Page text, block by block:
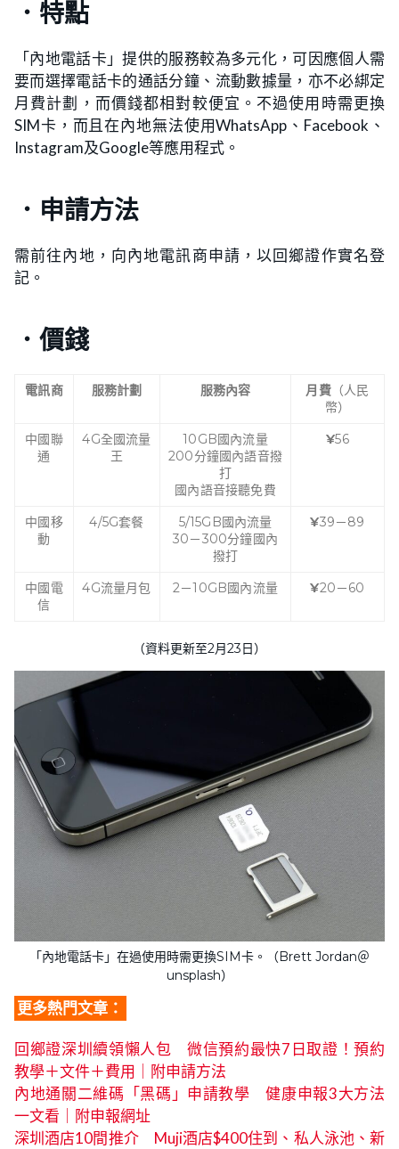
．特點
「內地電話卡」提供的服務較為多元化，可因應個人需
要而選擇電話卡的通話分鐘、流動數據量，亦不必綁定
月費計劃，而價錢都相對較便宜。不過使用時需更換
SIM卡，而且在內地無法使用WhatsApp、Facebook、
Instagram及Google等應用程式。
．申請方法
需前往內地，向內地電訊商申請，以回鄉證作實名登
記。
．價錢
電訊商 服務計劃 服務內容 月費（人民
幣）
中國聯
通
4G全國流量
王
10GB國內流量
200分鐘國內語音撥
打
國內語音接聽免費
¥56
中國移
動
4/5G套餐
5/15GB國內流量
30－300分鐘國內
撥打
¥39－89
中國電
信
4G流量月包 2－10GB國內流量 ¥20－60
（資料更新至2月23日）
「內地電話卡」在過使用時需更換SIM卡。（Brett Jordan＠
unsplash）
更多熱門文章：
回鄉證深圳續領懶人包 微信預約最快7日取證！預約
教學＋文件＋費用｜附申請方法
內地通關二維碼「黑碼」申請教學 健康申報3大方法
一文看｜附申報網址
深圳酒店10間推介 Muji酒店$400住到、私人泳池、新